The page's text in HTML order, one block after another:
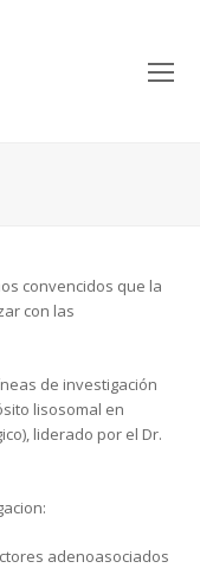
convencidos que la
con las
de investigación
lisosomal en
liderado por el Dr.
adenoasociados